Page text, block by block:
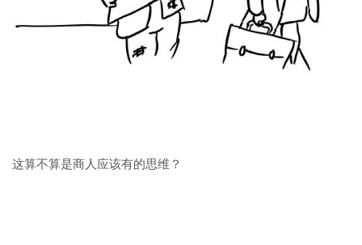
这算不算是商人应该有的思维？